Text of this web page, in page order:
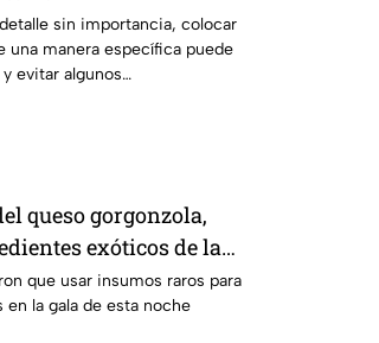
sin importancia, colocar
una manera específica puede
evitar algunos
queso gorgonzola,
exóticos de la
de MasterChef 24/7
que usar insumos raros para
en la gala de esta noche